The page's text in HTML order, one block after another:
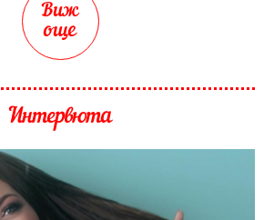
Виж
още
Интервюта